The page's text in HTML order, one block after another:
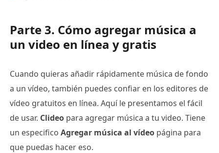
Parte 3. Cómo agregar música a
un video en línea y gratis
Cuando quieras añadir rápidamente música de fondo
a un vídeo, también puedes confiar en los editores de
vídeo gratuitos en línea. Aquí le presentamos el fácil
de usar. Clideo para agregar música a tu video. Tiene
un especifico Agregar música al vídeo página para
que puedas hacer eso.